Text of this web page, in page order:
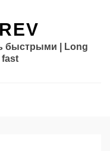
быстрыми | Long
fast